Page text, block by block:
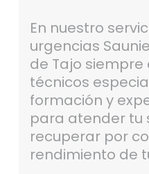
En nuestro
urgencias
de Tajo
técnicos
formación y
para atender tu
recuperar por
rendimiento de